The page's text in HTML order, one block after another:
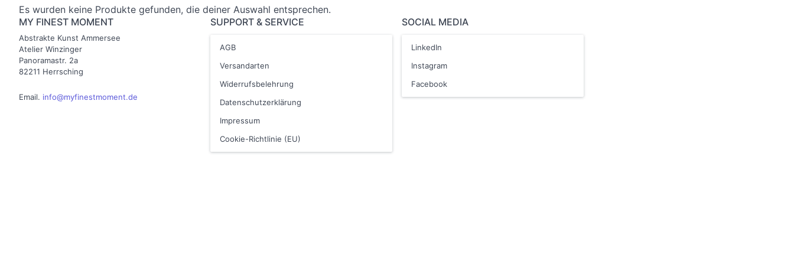
Es wurden keine Produkte gefunden, die deiner Auswahl entsprechen.
MY FINEST MOMENT
Abstrakte Kunst Ammersee
Atelier Winzinger
Panoramastr. 2a
82211 Herrsching
Email. info@myfinestmoment.de
SUPPORT & SERVICE
AGB
Versandarten
Widerrufsbelehrung
Datenschutzerklärung
Impressum
Cookie-Richtlinie (EU)
SOCIAL MEDIA
LinkedIn
Instagram
Facebook